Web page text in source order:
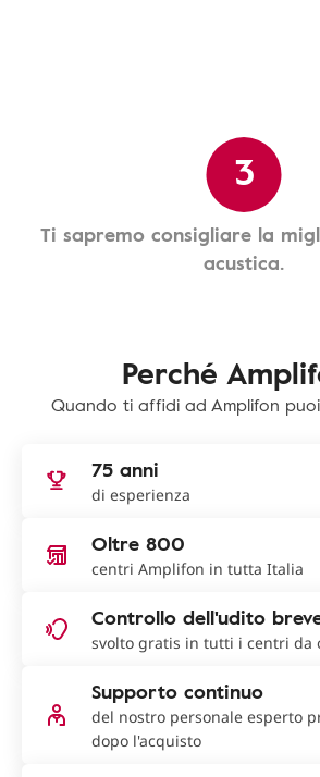
3
Ti sapremo consigliare la
acustica.
Perché
Quando ti affidi ad Amplifon
75 anni
di esperienza
Oltre 800
centri Amplifon in tutta Italia
Controllo dell'udito
svolto gratis in tutti i centri da
Supporto continuo
del nostro personale esperto
dopo l'acquisto